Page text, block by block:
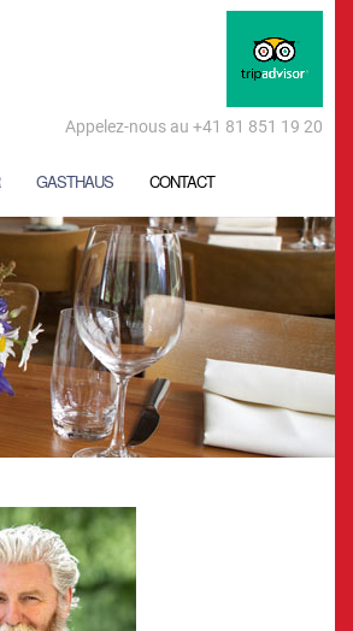
Appelez-nous au +41 81 851 19 20
GASTHAUS CONTACT